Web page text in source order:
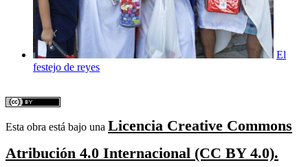
El
festejo de reyes
Esta obra está bajo una Licencia Creative Commons
Atribución 4.0 Internacional (CC BY 4.0).